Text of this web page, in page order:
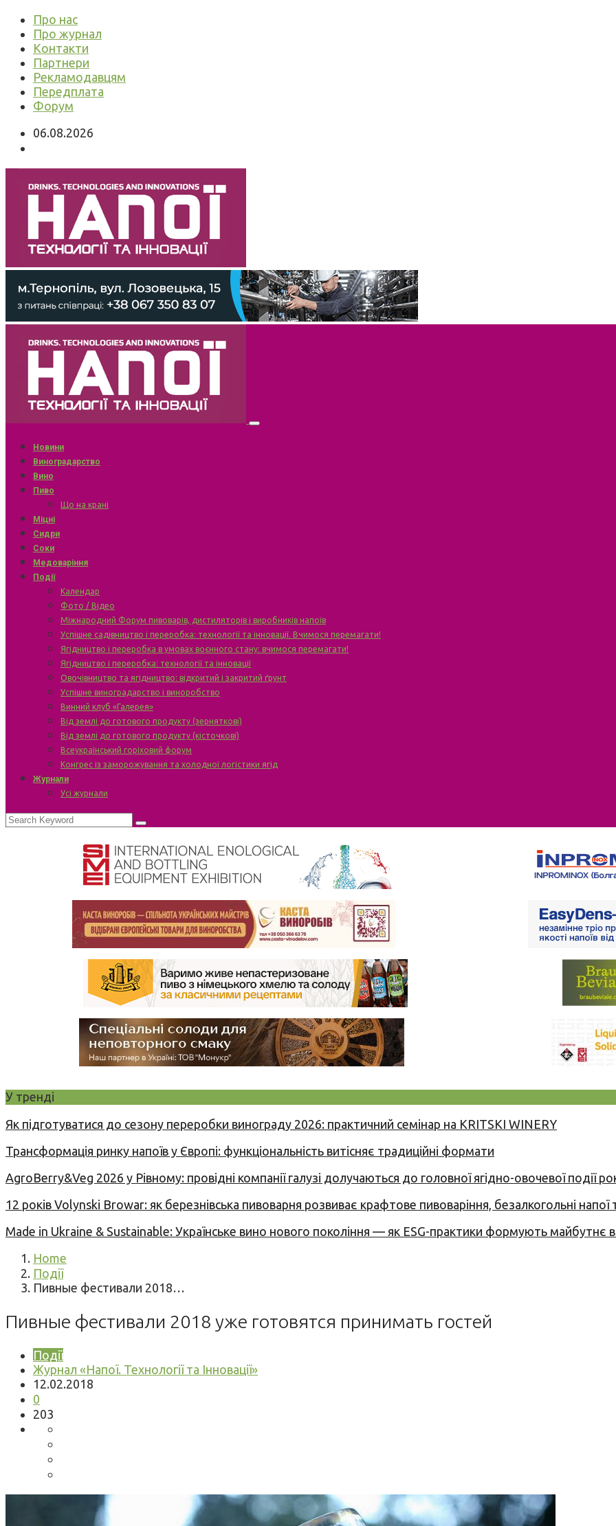
Про нас
Про журнал
Контакти
Партнери
Рекламодавцям
Передплата
Форум
06.08.2026
Новини
Виноградарство
Вино
Пиво
Що на крані
Міцні
Сидри
Соки
Медоваріння
Події
Календар
Фото / Відео
Міжнародний Форум пивоварів, дистиляторів і виробників напоїв
Успішне садівництво і переробка: технології та інновації. Вчимося перемагати!
Ягідництво і переробка в умовах воєнного стану: вчимося перемагати!
Ягідництво і переробка: технології та інновації
Овочівництво та ягідництво: відкритий і закритий ґрунт
Успішне виноградарство і виноробство
Винний клуб «Галерея»
Від землі до готового продукту (зерняткові)
Від землі до готового продукту (кісточкові)
Всеукраїнський горіховий форум
Конгрес із заморожування та холодної логістики ягід
Журнали
Усі журнали
У тренді
Як підготуватися до сезону переробки винограду 2026: практичний семінар на KRITSKI WINERY
Трансформація ринку напоїв у Європі: функціональність витісняє традиційні формати
AgroBerry&Veg 2026 у Рівному: провідні компанії галузі долучаються до головної ягідно-овочевої події
12 років Volynski Browar: як березнівська пивоварня розвиває крафтове пивоваріння, безалкогольні напої
Made in Ukraine & Sustainable: Українське вино нового покоління — як ESG-практики формують майбутнє
Home
Події
Пивные фестивали 2018…
Пивные фестивали 2018 уже готовятся принимать гостей
Події
Журнал «Напої. Технології та Інновації»
12.02.2018
0
203